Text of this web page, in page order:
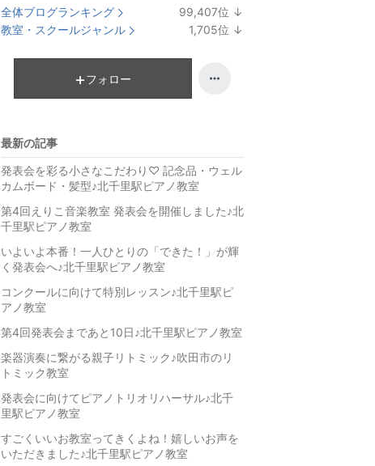
全体ブログランキング 99,407位 ↓
教室・スクールジャンル 1,705位 ↓
フォロー
最新の記事
発表会を彩る小さなこだわり♡ 記念品・ウェル
カムボード・髪型♪北千里駅ピアノ教室
第4回えりこ音楽教室 発表会を開催しました♪北
千里駅ピアノ教室
いよいよ本番！一人ひとりの「できた！」が輝
く発表会へ♪北千里駅ピアノ教室
コンクールに向けて特別レッスン♪北千里駅ピ
アノ教室
第4回発表会まであと10日♪北千里駅ピアノ教室
楽器演奏に繋がる親子リトミック♪吹田市のリ
トミック教室
発表会に向けてピアノトリオリハーサル♪北千
里駅ピアノ教室
すごくいいお教室ってきくよね！嬉しいお声を
いただきました♪北千里駅ピアノ教室